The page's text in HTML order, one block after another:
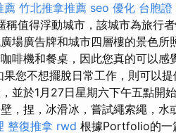
薦 竹北推拿推薦 seo 優化 台胞證
值得浮動城市，該城市為旅行
場廣告牌和城市四層樓的景色
啡機和餐桌，因此您真的可以感
果您不想擺脫日常工作，則可以提
並於1月27日星期六下午五點開始
，捏，冰滑冰，嘗試繩索繩，水
整復推拿 rwd 根據Portfolio的一